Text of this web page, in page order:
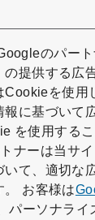
のパー
の提供する広
Cookieを使用
に基づいて
を使用するこ
ナーは当サイ
て、適切な
。 お客様は
パーソナライ